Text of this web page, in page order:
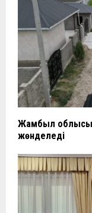
Жамбыл
жөнделеді